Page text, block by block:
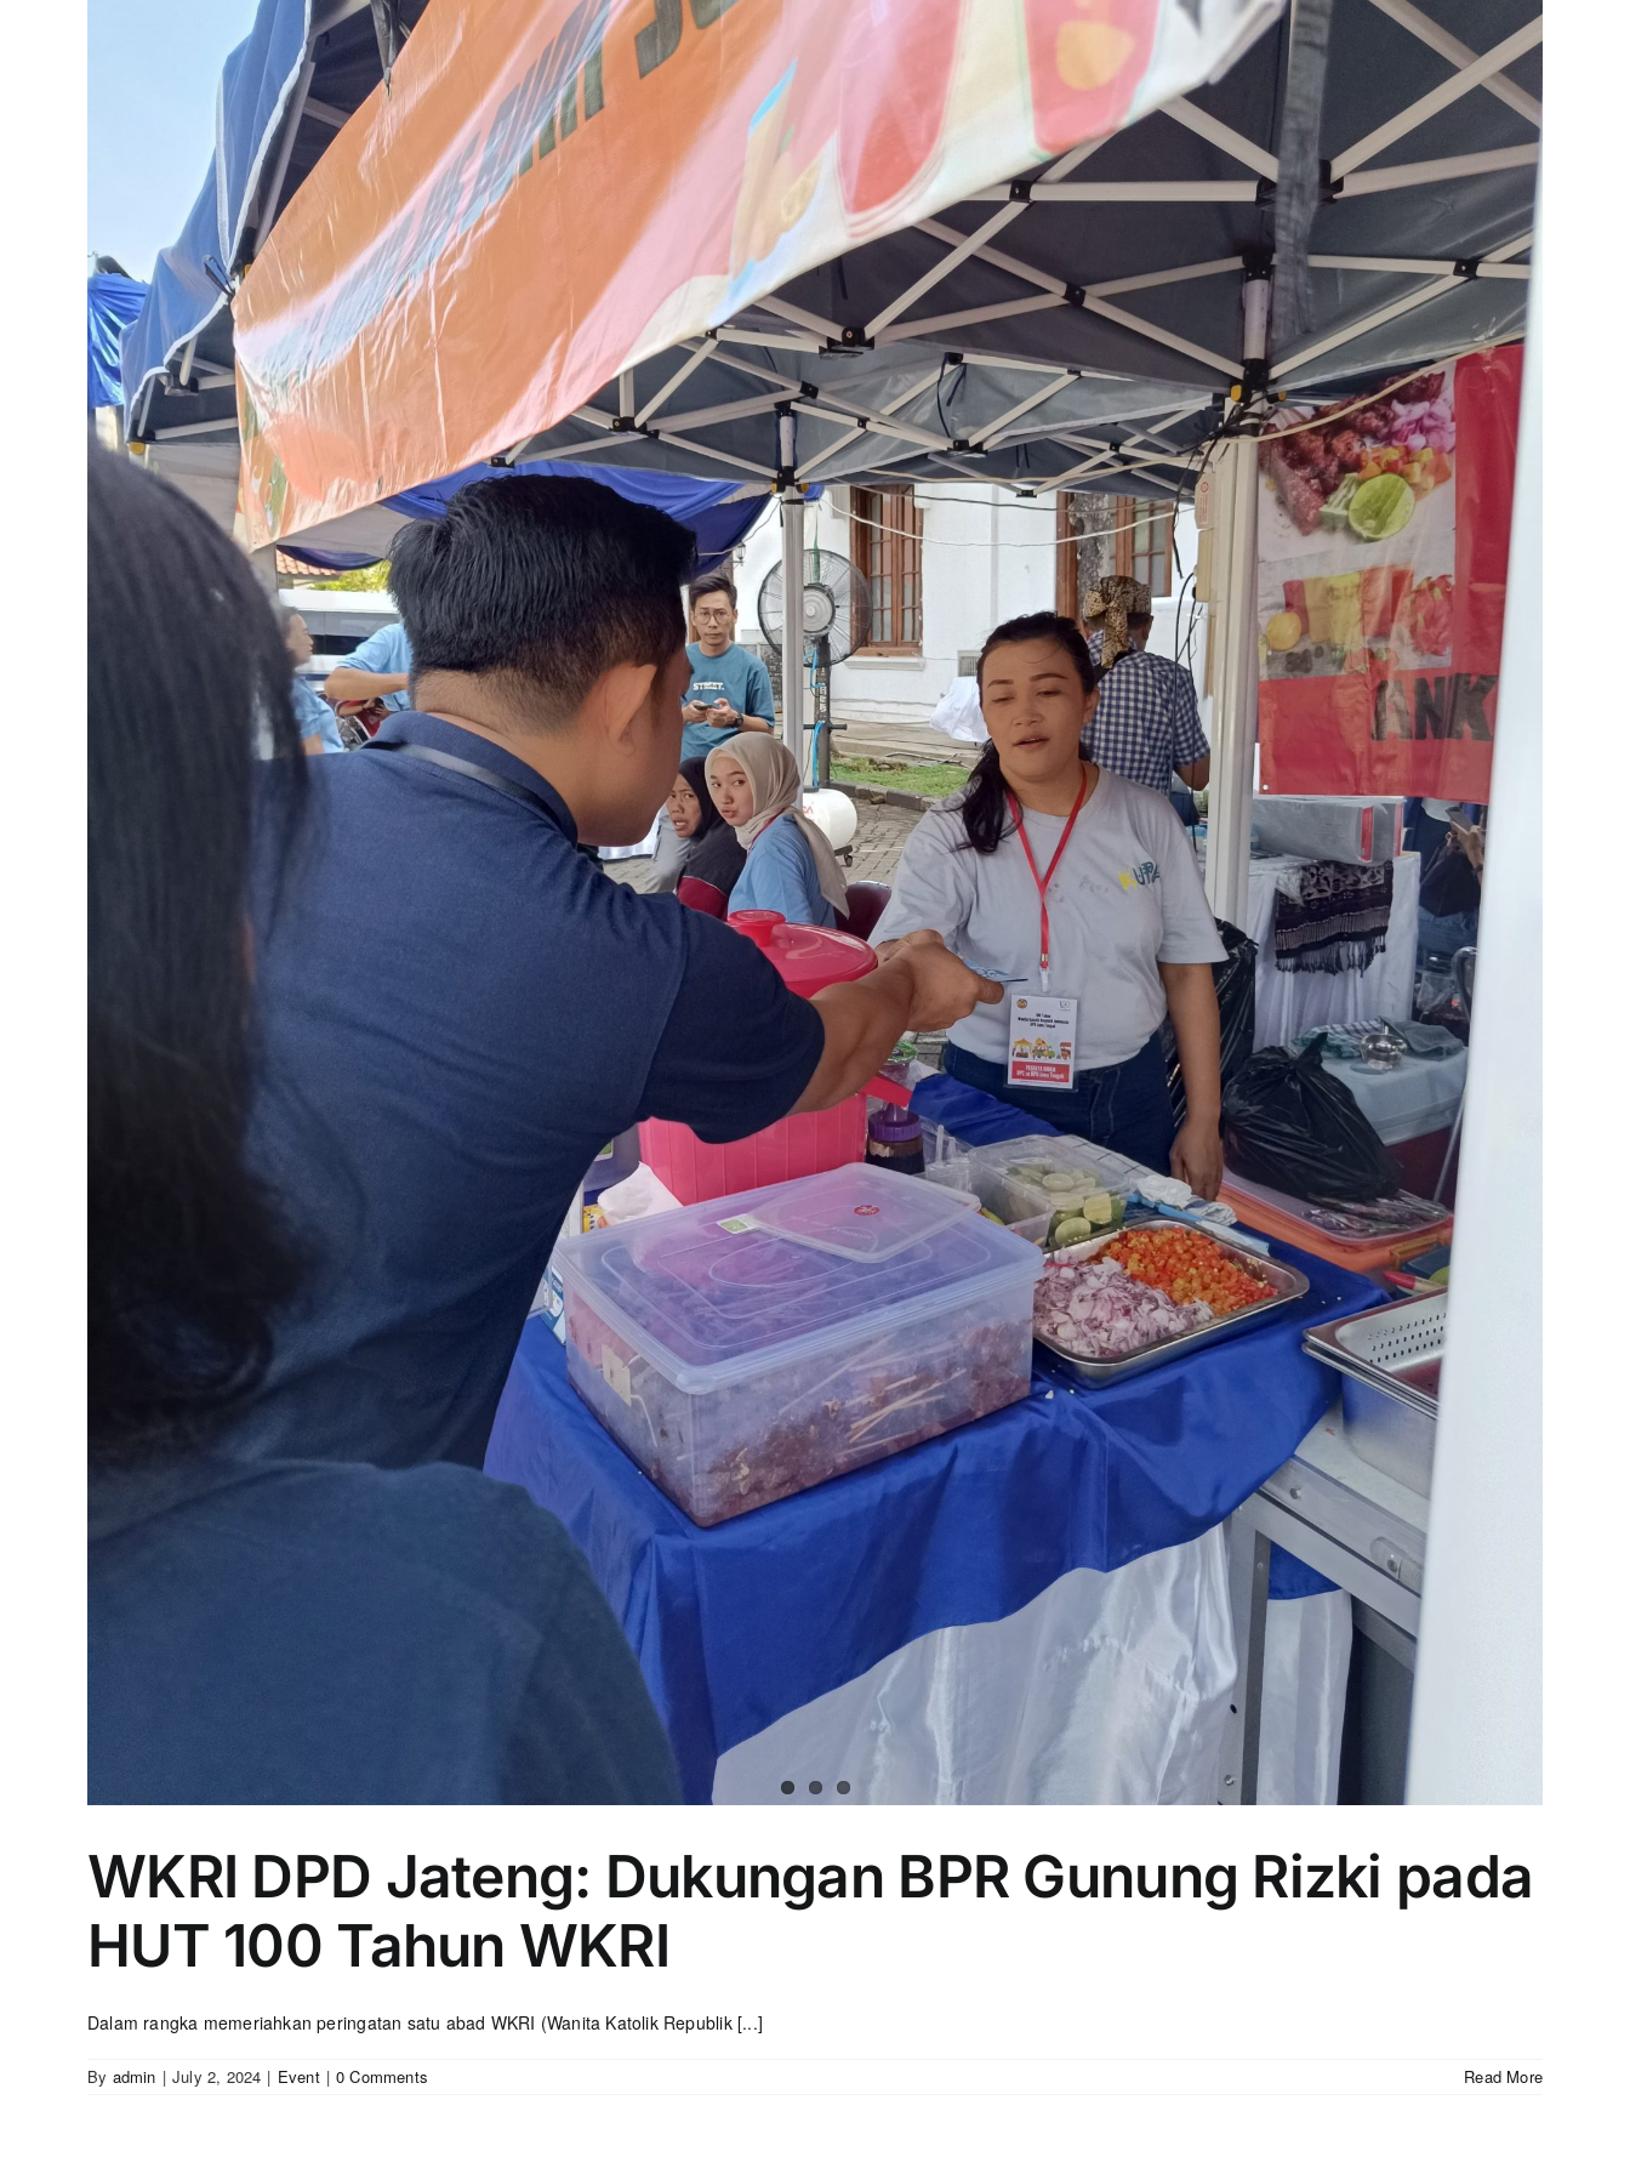
WKRI DPD Jateng: Dukungan BPR Gunung Rizki pada
HUT 100 Tahun WKRI
Dalam rangka memeriahkan peringatan satu abad WKRI (Wanita Katolik Republik [...]
By admin | July 2, 2024 | Event | 0 Comments Read More